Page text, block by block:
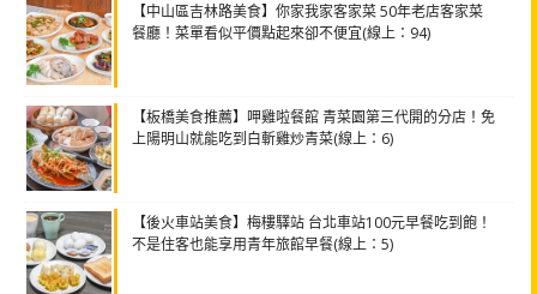
【中山區吉林路美食】你家我家客家菜 50年老店客家菜
餐廳！菜單看似平價點起來卻不便宜(線上：94)
【板橋美食推薦】呷雞啦餐館 青菜園第三代開的分店！免
上陽明山就能吃到白斬雞炒青菜(線上：6)
【後火車站美食】梅樓驛站 台北車站100元早餐吃到飽！
不是住客也能享用青年旅館早餐(線上：5)